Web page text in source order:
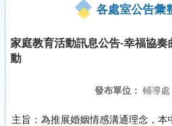
各處室公告彙
家庭教育活動訊息公告-幸福協
動
發布單位： 輔導處
主旨： 為推展婚姻情感溝通理念，本